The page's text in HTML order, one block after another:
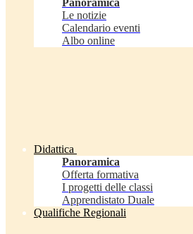
Panoramica
Le notizie
Calendario eventi
Albo online
Didattica
Panoramica
Offerta formativa
I progetti delle classi
Apprendistato Duale
Qualifiche Regionali